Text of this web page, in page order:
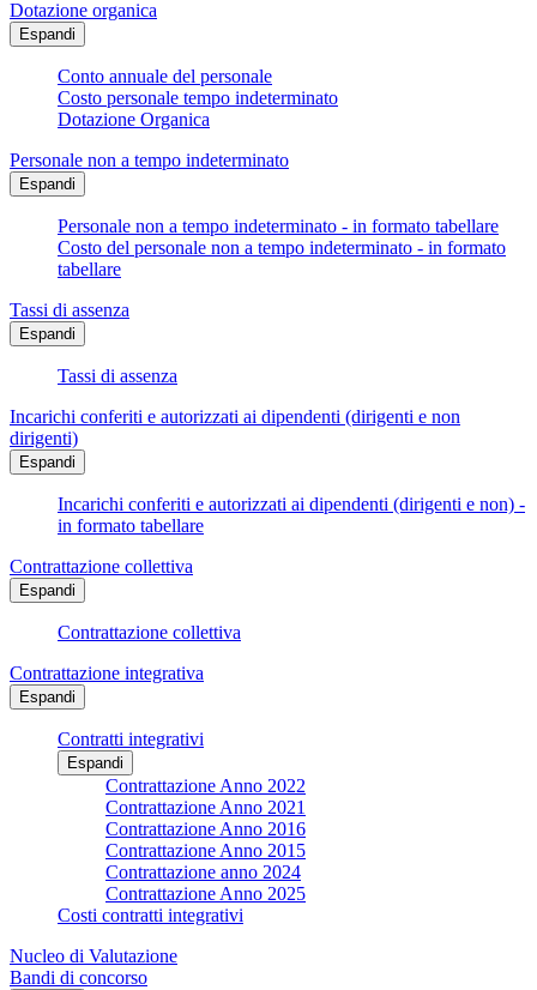
Dotazione organica
Espandi
Conto annuale del personale
Costo personale tempo indeterminato
Dotazione Organica
Personale non a tempo indeterminato
Espandi
Personale non a tempo indeterminato - in formato tabellare
Costo del personale non a tempo indeterminato - in formato
tabellare
Tassi di assenza
Espandi
Tassi di assenza
Incarichi conferiti e autorizzati ai dipendenti (dirigenti e non
dirigenti)
Espandi
Incarichi conferiti e autorizzati ai dipendenti (dirigenti e non) -
in formato tabellare
Contrattazione collettiva
Espandi
Contrattazione collettiva
Contrattazione integrativa
Espandi
Contratti integrativi
Espandi
Contrattazione Anno 2022
Contrattazione Anno 2021
Contrattazione Anno 2016
Contrattazione Anno 2015
Contrattazione anno 2024
Contrattazione Anno 2025
Costi contratti integrativi
Nucleo di Valutazione
Bandi di concorso